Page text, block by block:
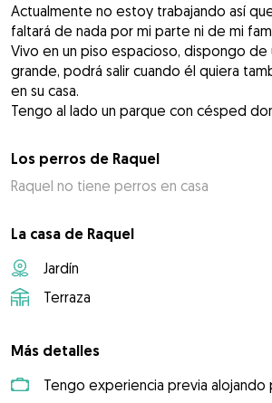
Actualmente no estoy trabajando así
faltará de nada por mi parte ni de mi
Vivo en un piso espacioso, dispongo
grande, podrá salir cuando él quiera
en su casa.
Tengo al lado un parque con césped
Los perros de Raquel
Raquel no tiene perros en casa
La casa de Raquel
Jardín
Terraza
Más detalles
Tengo experiencia previa alojando